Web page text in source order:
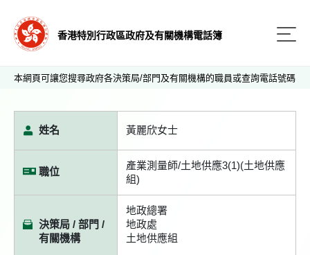
香港特別行政區政府及有關機構電話簿
本網頁可讓您搜尋政府各決策局/部門及有關機構的職員或查詢電話號碼
姓名 黃麗欣女士
職位
產業測量師/土地供應3(1)(土地供應
組)
決策局 / 部門 /
有關機構
地政總署
地政處
土地供應組